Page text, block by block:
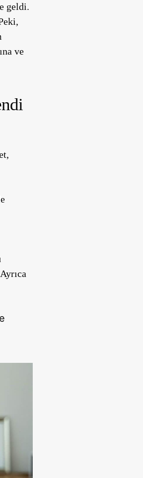
geldi.
ve